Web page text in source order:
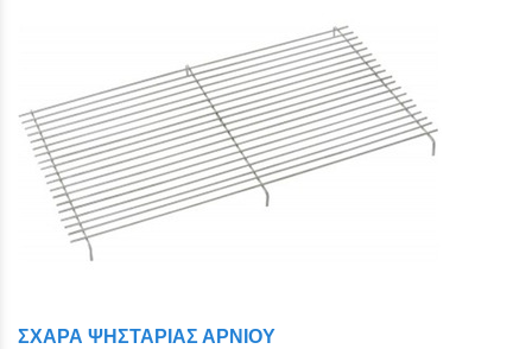
ΣΧΑΡΑ ΨΗΣΤΑΡΙΑΣ ΑΡΝΙΟΥ